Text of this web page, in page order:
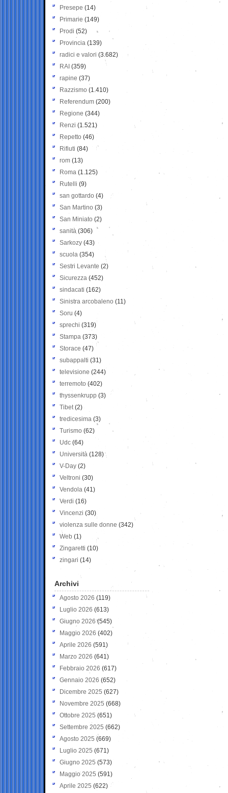
Presepe (14)
Primarie (149)
Prodi (52)
Provincia (139)
radici e valori (3.682)
RAI (359)
rapine (37)
Razzismo (1.410)
Referendum (200)
Regione (344)
Renzi (1.521)
Repetto (46)
Rifiuti (84)
rom (13)
Roma (1.125)
Rutelli (9)
san gottardo (4)
San Martino (3)
San Miniato (2)
sanità (306)
Sarkozy (43)
scuola (354)
Sestri Levante (2)
Sicurezza (452)
sindacati (162)
Sinistra arcobaleno (11)
Soru (4)
sprechi (319)
Stampa (373)
Storace (47)
subappalti (31)
televisione(244)
terremoto (402)
thyssenkrupp (3)
Tibet(2)
tredicesima (3)
Turismo (62)
Udc (64)
Università (128)
V-Day (2)
Veltroni (30)
Vendola (41)
Verdi (16)
Vincenzi (30)
violenza sulle donne (342)
Web (1)
Zingaretti (10)
zingari (14)
Archivi
Agosto 2026 (119)
Luglio 2026 (613)
Giugno 2026 (545)
Maggio 2026 (402)
Aprile 2026 (591)
Marzo 2026 (641)
Febbraio 2026 (617)
Gennaio 2026 (652)
Dicembre 2025 (627)
Novembre 2025 (668)
Ottobre 2025 (651)
Settembre 2025 (662)
Agosto 2025 (669)
Luglio 2025 (671)
Giugno 2025 (573)
Maggio 2025 (591)
Aprile 2025 (622)